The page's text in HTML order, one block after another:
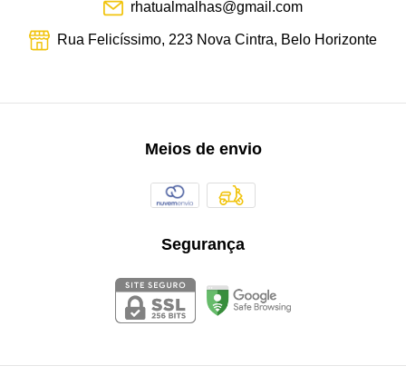
rhatualmalhas@gmail.com
Rua Felicíssimo, 223 Nova Cintra, Belo Horizonte
Meios de envio
Segurança